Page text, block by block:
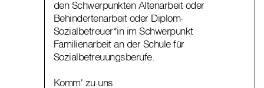
den Schwerpunkten Altenarbeit oder
Behindertenarbeit oder Diplom-
Sozialbetreuer*in im Schwerpunkt
Familienarbeit an der Schule für
Sozialbetreuungsberufe.
Komm' zu uns